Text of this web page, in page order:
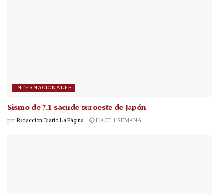
INTERNACIONALES
Sismo de 7.1 sacude suroeste de Japón
por Redacción Diario La Página HACE 1 SEMANA